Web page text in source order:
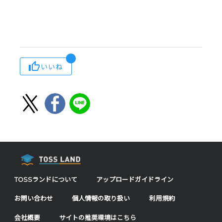
いいね
TOSSランドについて アップロードガイドライン
お問い合わせ 個人情報の取り扱い 利用規約
会社概要 サイトの推奨環境はこちら